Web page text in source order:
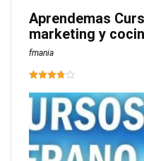
Aprendemas
marketing y
fmania